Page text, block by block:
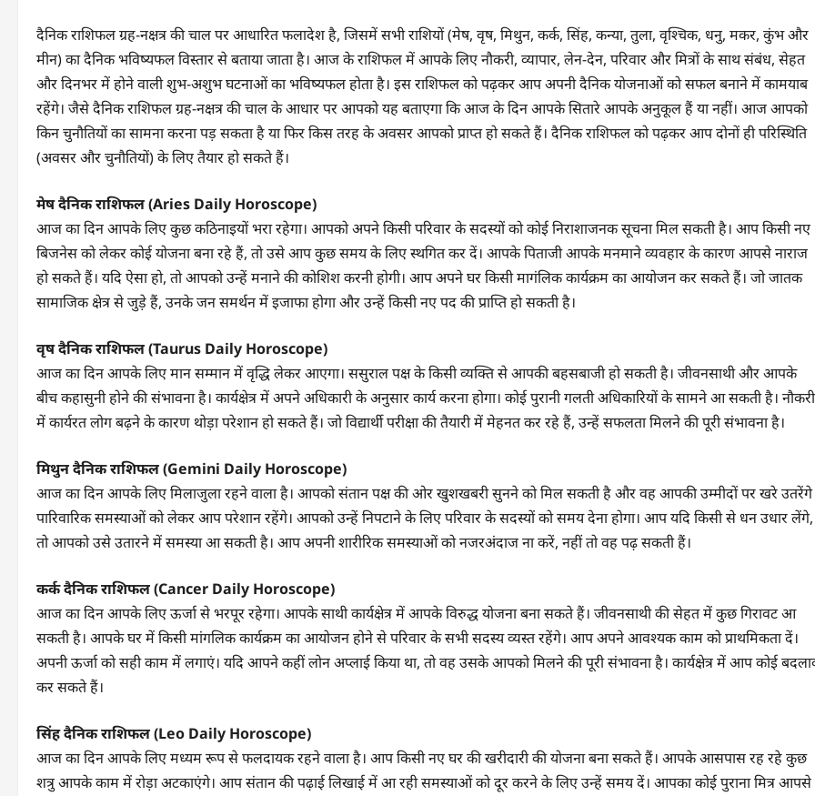
दैनिक राशिफल ग्रह-नक्षत्र की चाल पर आधारित फलादेश है, जिसमें सभी राशियों (मेष, वृष, मिथुन, कर्क, सिंह, कन्या, तुला, वृश्चिक, धनु, मकर, कुंभ और
मीन) का दैनिक भविष्यफल विस्तार से बताया जाता है। आज के राशिफल में आपके लिए नौकरी, व्यापार, लेन-देन, परिवार और मित्रों के साथ संबंध, सेहत
और दिनभर में होने वाली शुभ-अशुभ घटनाओं का भविष्यफल होता है। इस राशिफल को पढ़कर आप अपनी दैनिक योजनाओं को सफल बनाने में कामयाब
रहेंगे। जैसे दैनिक राशिफल ग्रह-नक्षत्र की चाल के आधार पर आपको यह बताएगा कि आज के दिन आपके सितारे आपके अनुकूल हैं या नहीं। आज आपको
किन चुनौतियों का सामना करना पड़ सकता है या फिर किस तरह के अवसर आपको प्राप्त हो सकते हैं। दैनिक राशिफल को पढ़कर आप दोनों ही परिस्थिति
(अवसर और चुनौतियों) के लिए तैयार हो सकते हैं।
मेष दैनिक राशिफल (Aries Daily Horoscope)
आज का दिन आपके लिए कुछ कठिनाइयों भरा रहेगा। आपको अपने किसी परिवार के सदस्यों को कोई निराशाजनक सूचना मिल सकती है। आप किसी नए
बिजनेस को लेकर कोई योजना बना रहे हैं, तो उसे आप कुछ समय के लिए स्थगित कर दें। आपके पिताजी आपके मनमाने व्यवहार के कारण आपसे नाराज
हो सकते हैं। यदि ऐसा हो, तो आपको उन्हें मनाने की कोशिश करनी होगी। आप अपने घर किसी मागंलिक कार्यक्रम का आयोजन कर सकते हैं। जो जातक
सामाजिक क्षेत्र से जुड़े हैं, उनके जन समर्थन में इजाफा होगा और उन्हें किसी नए पद की प्राप्ति हो सकती है।
वृष दैनिक राशिफल (Taurus Daily Horoscope)
आज का दिन आपके लिए मान सम्मान में वृद्धि लेकर आएगा। ससुराल पक्ष के किसी व्यक्ति से आपकी बहसबाजी हो सकती है। जीवनसाथी और आपके
बीच कहासुनी होने की संभावना है। कार्यक्षेत्र में अपने अधिकारी के अनुसार कार्य करना होगा। कोई पुरानी गलती अधिकारियों के सामने आ सकती है। नौकरी
में कार्यरत लोग बढ़ने के कारण थोड़ा परेशान हो सकते हैं। जो विद्यार्थी परीक्षा की तैयारी में मेहनत कर रहे हैं, उन्हें सफलता मिलने की पूरी संभावना है।
मिथुन दैनिक राशिफल (Gemini Daily Horoscope)
आज का दिन आपके लिए मिलाजुला रहने वाला है। आपको संतान पक्ष की ओर खुशखबरी सुनने को मिल सकती है और वह आपकी उम्मीदों पर खरे
पारिवारिक समस्याओं को लेकर आप परेशान रहेंगे। आपको उन्हें निपटाने के लिए परिवार के सदस्यों को समय देना होगा। आप यदि किसी से धन उधार लेंगे,
तो आपको उसे उतारने में समस्या आ सकती है। आप अपनी शारीरिक समस्याओं को नजरअंदाज ना करें, नहीं तो वह पढ़ सकती हैं।
कर्क दैनिक राशिफल (Cancer Daily Horoscope)
आज का दिन आपके लिए ऊर्जा से भरपूर रहेगा। आपके साथी कार्यक्षेत्र में आपके विरुद्ध योजना बना सकते हैं। जीवनसाथी की सेहत में कुछ गिरावट आ
सकती है। आपके घर में किसी मांगलिक कार्यक्रम का आयोजन होने से परिवार के सभी सदस्य व्यस्त रहेंगे। आप अपने आवश्यक काम को प्राथमिकता दें।
अपनी ऊर्जा को सही काम में लगाएं। यदि आपने कहीं लोन अप्लाई किया था, तो वह उसके आपको मिलने की पूरी संभावना है। कार्यक्षेत्र में आप कोई
कर सकते हैं।
सिंह दैनिक राशिफल (Leo Daily Horoscope)
आज का दिन आपके लिए मध्यम रूप से फलदायक रहने वाला है। आप किसी नए घर की खरीदारी की योजना बना सकते हैं। आपके आसपास रह रहे कुछ
शत्रु आपके काम में रोड़ा अटकाएंगे। आप संतान की पढ़ाई लिखाई में आ रही समस्याओं को दूर करने के लिए उन्हें समय दें। आपका कोई पुराना मित्र आपसे